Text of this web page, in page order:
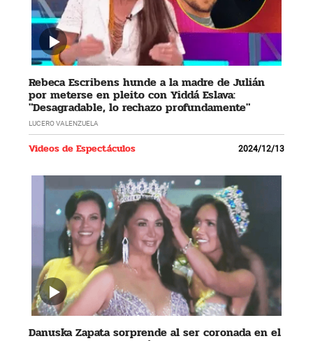
Rebeca Escribens hunde a la madre de Julián
por meterse en pleito con Yiddá Eslava:
"Desagradable, lo rechazo profundamente"
LUCERO VALENZUELA
Videos de Espectáculos 2024/12/13
Danuska Zapata sorprende al ser coronada en el